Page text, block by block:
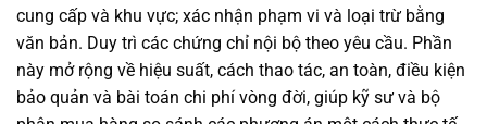
cung cấp và khu vực; xác nhận phạm vi và loại trừ bằng
văn bản. Duy trì các chứng chỉ nội bộ theo yêu cầu. Phần
này mở rộng về hiệu suất, cách thao tác, an toàn, điều kiện
bảo quản và bài toán chi phí vòng đời, giúp kỹ sư và bộ